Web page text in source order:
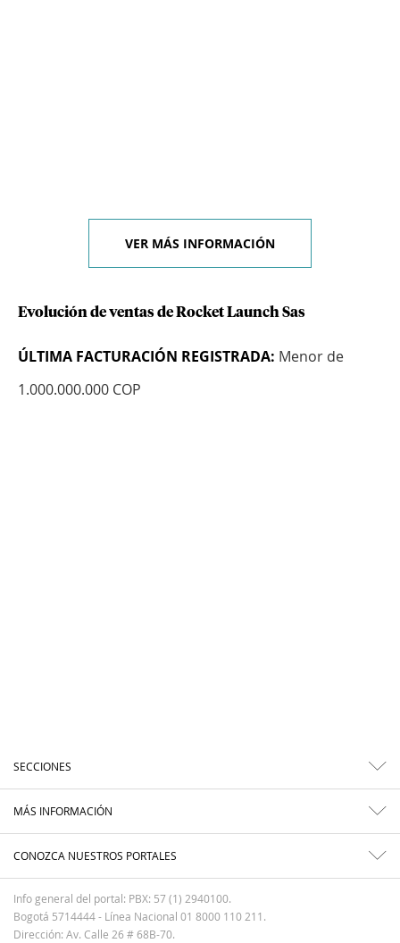
VER MÁS INFORMACIÓN
Evolución de ventas de Rocket Launch Sas
ÚLTIMA FACTURACIÓN REGISTRADA: Menor de
1.000.000.000 COP
SECCIONES
MÁS INFORMACIÓN
CONOZCA NUESTROS PORTALES
Info general del portal: PBX: 57 (1) 2940100.
Bogotá 5714444 - Línea Nacional 01 8000 110 211.
Dirección: Av. Calle 26 # 68B-70.